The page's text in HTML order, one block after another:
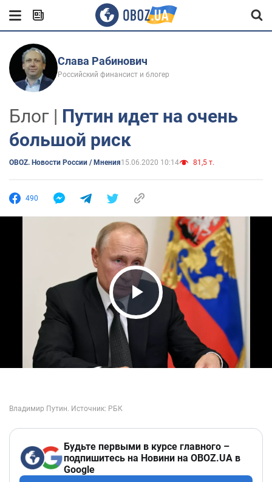
Слава Рабинович
Российский финансист и блогер
Блог | Путин идет на очень
большой риск
OBOZ. Новости России / Мнения15.06.2020 10:14 81,5 т.
490
Play Video
Будьте первыми в курсе главного –
подпишитесь на Новини на OBOZ.UA в
Google